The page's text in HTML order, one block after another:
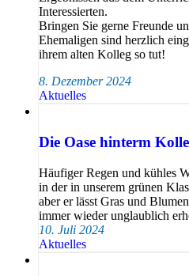
Interessierten.
Bringen Sie gerne Freunde
Ehemaligen sind herzlich
ihrem alten Kolleg so tut!
8. Dezember 2024
Aktuelles
Die Oase hinterm
Häufiger Regen und kühles
in der in unserem grünen
aber er lässt Gras und
immer wieder unglaublich
10. Juli 2024
Aktuelles